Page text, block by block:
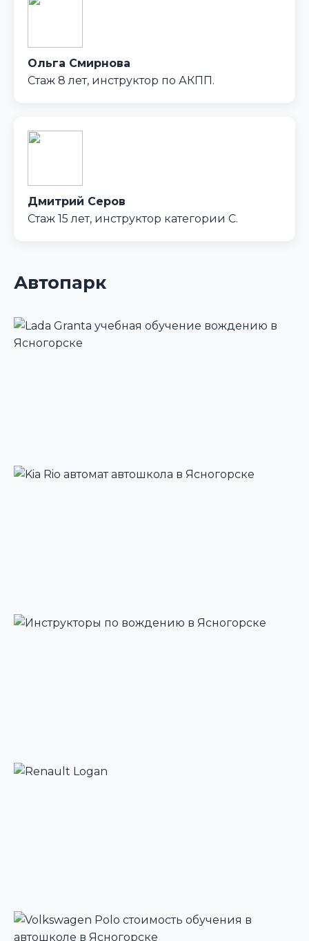
Ольга Смирнова
Стаж 8 лет, инструктор по АКПП.
Дмитрий Серов
Стаж 15 лет, инструктор категории C.
Автопарк